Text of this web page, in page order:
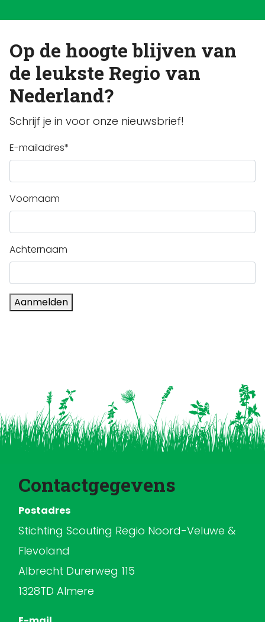
Op de hoogte blijven van
de leukste Regio van
Nederland?
Schrijf je in voor onze nieuwsbrief!
E-mailadres*
Voornaam
Achternaam
Aanmelden
Contactgegevens
Postadres
Stichting Scouting Regio Noord-Veluwe &
Flevoland
Albrecht Durerweg 115
1328TD Almere